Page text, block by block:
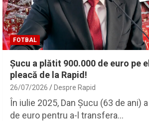
FOTBAL
Șucu a plătit 900.000 de euro pe
pleacă de la Rapid!
26/07/2026 Despre Rapid
În iulie 2025, Dan Șucu (63 de ani)
de euro pentru a-l transfera…